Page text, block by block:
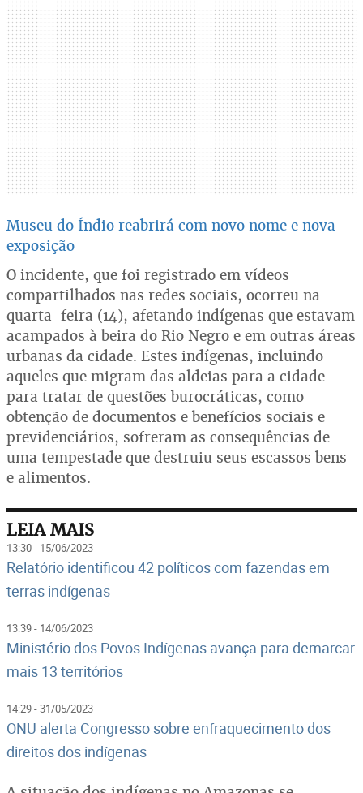
Museu do Índio reabrirá com novo nome e nova
exposição
O incidente, que foi registrado em vídeos
compartilhados nas redes sociais, ocorreu na
quarta-feira (14), afetando indígenas que estavam
acampados à beira do Rio Negro e em outras áreas
urbanas da cidade. Estes indígenas, incluindo
aqueles que migram das aldeias para a cidade
para tratar de questões burocráticas, como
obtenção de documentos e benefícios sociais e
previdenciários, sofreram as consequências de
uma tempestade que destruiu seus escassos bens
e alimentos.
LEIA MAIS
13:30 - 15/06/2023
Relatório identificou 42 políticos com fazendas em
terras indígenas
13:39 - 14/06/2023
Ministério dos Povos Indígenas avança para demarcar
mais 13 territórios
14:29 - 31/05/2023
ONU alerta Congresso sobre enfraquecimento dos
direitos dos indígenas